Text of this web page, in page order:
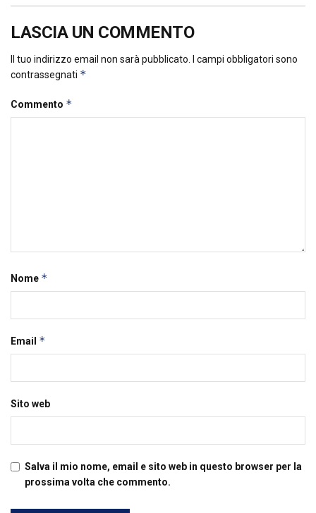
LASCIA UN COMMENTO
Il tuo indirizzo email non sarà pubblicato.
I campi obbligatori sono
contrassegnati *
Commento *
Nome *
Email *
Sito web
Salva il mio nome, email e sito web in questo browser per la
prossima volta che commento.